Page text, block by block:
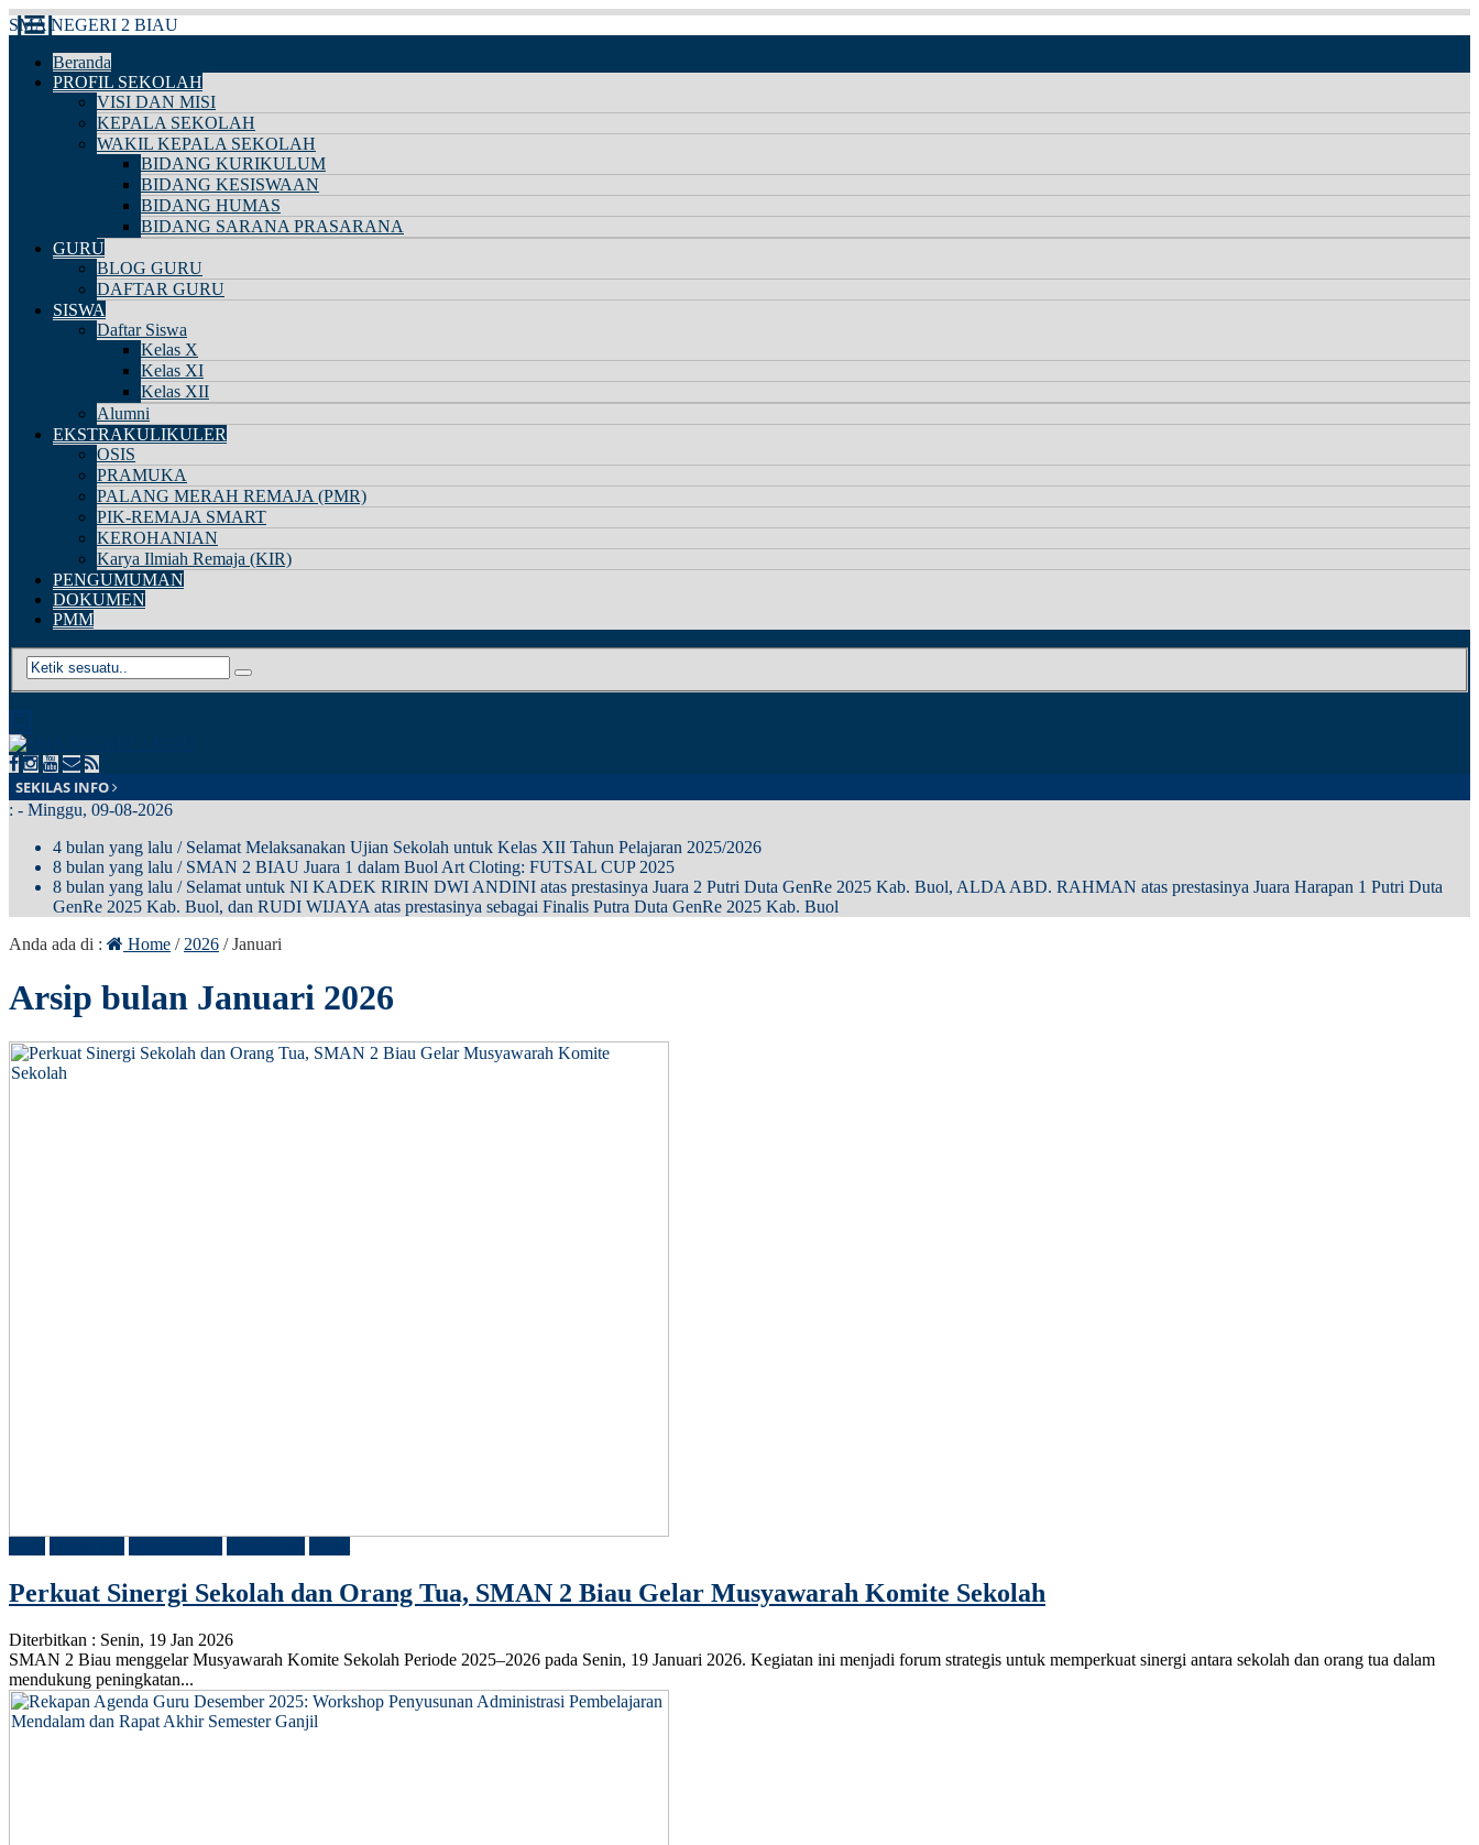
SMA NEGERI 2 BIAU
Beranda
PROFIL SEKOLAH
VISI DAN MISI
KEPALA SEKOLAH
WAKIL KEPALA SEKOLAH
BIDANG KURIKULUM
BIDANG KESISWAAN
BIDANG HUMAS
BIDANG SARANA PRASARANA
GURU
BLOG GURU
DAFTAR GURU
SISWA
Daftar Siswa
Kelas X
Kelas XI
Kelas XII
Alumni
EKSTRAKULIKULER
OSIS
PRAMUKA
PALANG MERAH REMAJA (PMR)
PIK-REMAJA SMART
KEROHANIAN
Karya Ilmiah Remaja (KIR)
PENGUMUMAN
DOKUMEN
PMM
SEKILAS INFO
: - Minggu, 09-08-2026
4 bulan yang lalu / Selamat Melaksanakan Ujian Sekolah untuk Kelas XII Tahun Pelajaran 2025/2026
8 bulan yang lalu / SMAN 2 BIAU Juara 1 dalam Buol Art Cloting: FUTSAL CUP 2025
8 bulan yang lalu / Selamat untuk NI KADEK RIRIN DWI ANDINI atas prestasinya Juara 2 Putri Duta GenRe 2025 Kab. Buol, ALDA ABD. RAHMAN atas prestasinya Juara Harapan 1 Putri Duta
GenRe 2025 Kab. Buol, dan RUDI WIJAYA atas prestasinya sebagai Finalis Putra Duta GenRe 2025 Kab. Buol
Anda ada di :
Home / 2026 /Januari
Arsip bulan Januari 2026
Perkuat Sinergi Sekolah dan Orang Tua, SMAN 2 Biau Gelar Musyawarah Komite Sekolah
Diterbitkan : Senin, 19 Jan 2026
SMAN 2 Biau menggelar Musyawarah Komite Sekolah Periode 2025–2026 pada Senin, 19 Januari 2026. Kegiatan ini menjadi forum strategis untuk memperkuat sinergi antara sekolah dan orang tua dalam
mendukung peningkatan...